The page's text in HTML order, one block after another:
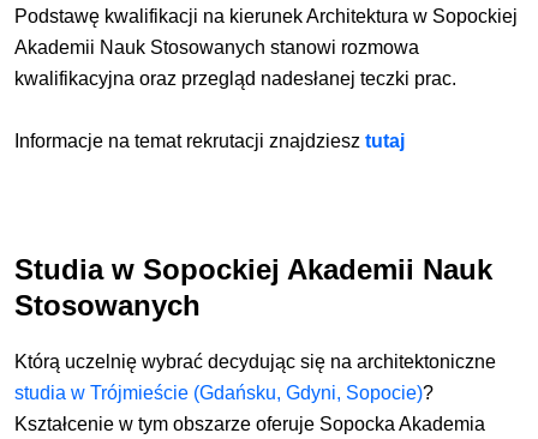
Podstawę kwalifikacji na kierunek Architektura w Sopockiej
Akademii Nauk Stosowanych stanowi rozmowa
kwalifikacyjna oraz przegląd nadesłanej teczki prac.
Informacje na temat rekrutacji znajdziesztutaj
Studia w Sopockiej Akademii Nauk
Stosowanych
Którą uczelnię wybrać decydując się na architektoniczne
studia w Trójmieście (Gdańsku, Gdyni, Sopocie)?
Kształcenie w tym obszarze oferuje Sopocka Akademia